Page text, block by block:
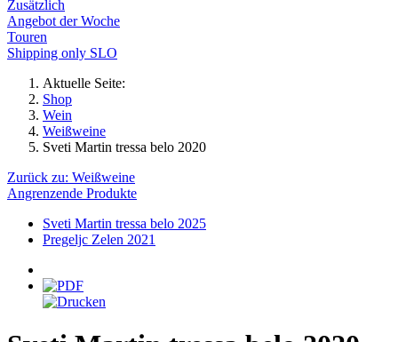
Zusätzlich
Angebot der Woche
Touren
Shipping only SLO
Aktuelle Seite:
Shop
Wein
Weißweine
Sveti Martin tressa belo 2020
Zurück zu: Weißweine
Angrenzende Produkte
Sveti Martin tressa belo 2025
Pregeljc Zelen 2021